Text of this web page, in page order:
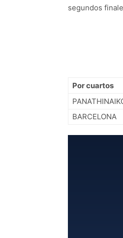
segundos
Por cuartos
BARCELONA